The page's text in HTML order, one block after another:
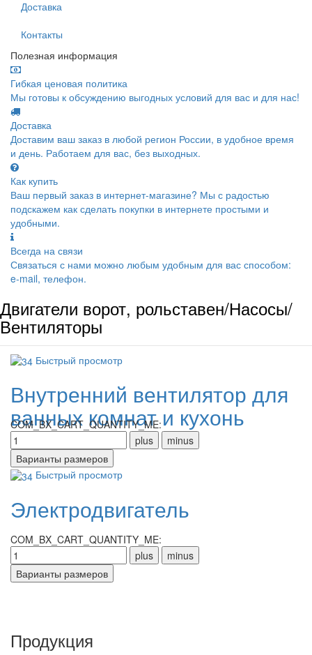
Доставка
Контакты
Полезная информация
Гибкая ценовая политика
Мы готовы к обсуждению выгодных условий для вас и для нас!
Доставка
Доставим ваш заказ в любой регион России, в удобное время
и день. Работаем для вас, без выходных.
Как купить
Ваш первый заказ в интернет-магазине? Мы с радостью
подскажем как сделать покупки в интернете простыми и
удобными.
Всегда на связи
Связаться с нами можно любым удобным для вас способом:
e-mail, телефон.
Двигатели ворот, рольставен/Насосы/
Вентиляторы
Быстрый просмотр
Внутренний вентилятор для
ванных комнат и кухонь
COM_BX_CART_QUANTITY_ME:
Быстрый просмотр
Электродвигатель
COM_BX_CART_QUANTITY_ME:
Продукция